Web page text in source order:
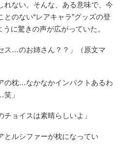
れない。そんな、ある意味で、今
とのない“レアキャラ”グッズの登
に驚きの声が広がっていた。
ス…のお姉さん？？」（原文マ
の枕…なかなかインパクトあるわ
」
チョイスは素晴らしいよ」
とルシファーが枕になってい